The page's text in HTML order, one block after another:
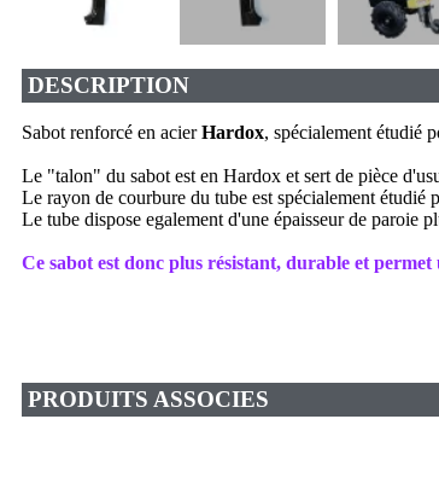
DESCRIPTION
Sabot renforcé en acierHardox, spécialement étudié
Le "talon" du sabot est en Hardox et sert de pièce
Le rayon de courbure du tube est spécialement
Le tube dispose egalement d'une épaisseur de paroie
Ce sabot est donc plus résistant, durable et
PRODUITS ASSOCIES